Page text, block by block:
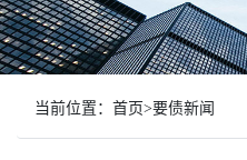
当前位置： 首页>要债新闻